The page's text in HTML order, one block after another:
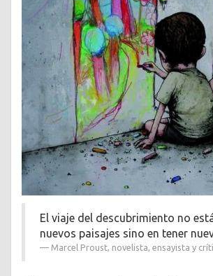
El viaje del descubrimiento no
nuevos paisajes sino en tener
Marcel Proust, novelista, ensayista y